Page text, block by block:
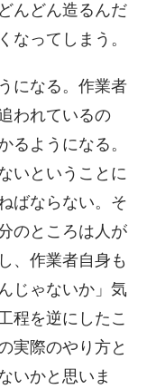
んどん造るんだ
なってしまう。
になる。作業者
われているの
るようになる。
いということに
ばならない。そ
のところは人が
、作業者自身も
じゃないか」気
程を逆にしたこ
実際のやり方と
いかと思いま